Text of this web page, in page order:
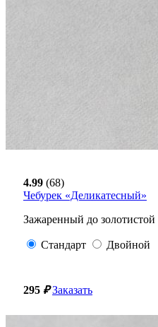
4.99 (68)
Чебурек «Деликатесный»
Зажаренный до
Стандарт Двойной
295 ₽ Заказать